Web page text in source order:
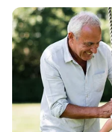
Plastic Surgery
For Barbie Looks
BRAINBERRIES